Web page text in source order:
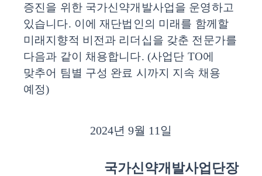
증진을 위한 국가신약개발사업을 운영하고
있습니다. 이에 재단법인의 미래를 함께할
미래지향적 비전과 리더십을 갖춘 전문가를
다음과 같이 채용합니다. (사업단 TO에
맞추어 팀별 구성 완료 시까지 지속 채용
예정)
2024년 9월 11일
국가신약개발사업단장